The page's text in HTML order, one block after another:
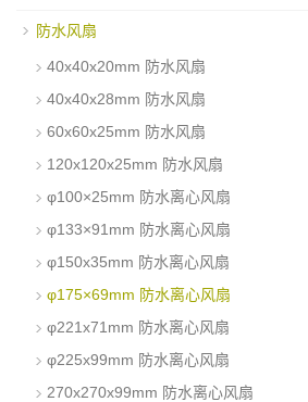
防水风扇
40x40x20mm 防水风扇
40x40x28mm 防水风扇
60x60x25mm 防水风扇
120x120x25mm 防水风扇
φ100×25mm 防水离心风扇
φ133×91mm 防水离心风扇
φ150x35mm 防水离心风扇
φ175×69mm 防水离心风扇
φ221x71mm 防水离心风扇
φ225x99mm 防水离心风扇
270x270x99mm 防水离心风扇